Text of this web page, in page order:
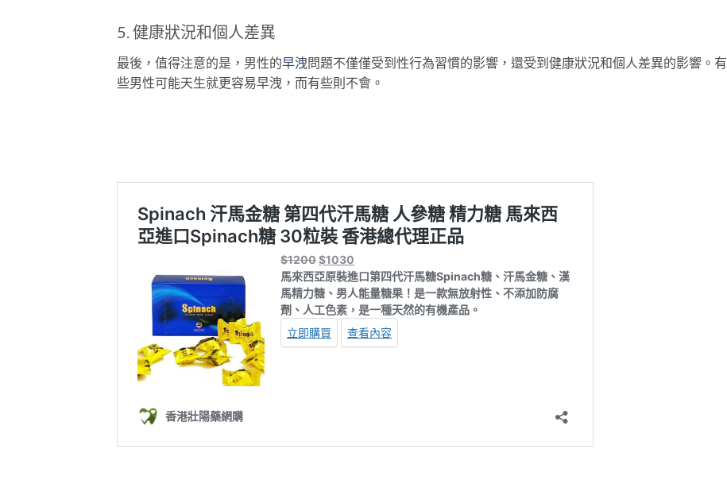
5. 健康狀況和個人差異
最後，值得注意的是，男性的早洩問題不僅僅受到性行為習慣的影響，還受到健康狀況和個人差異的影響。有
些男性可能天生就更容易早洩，而有些則不會。